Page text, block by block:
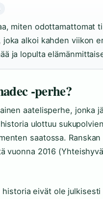
miten odottamattomat
joka alkoi kahden viikon
ja lopulta
-perhe?
aatelisperhe, jonka
ulottuu
saatossa.
vuonna 2016
historia eivät ole